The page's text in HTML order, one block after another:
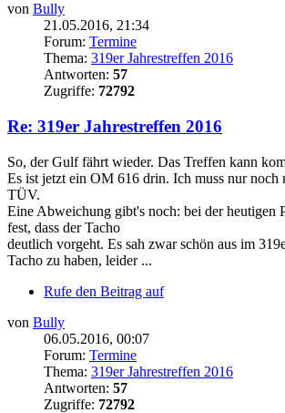
von Bully
21.05.2016, 21:34
Forum: Termine
Thema: 319er Jahrestreffen 2016
Antworten: 57
Zugriffe: 72792
Re: 319er Jahrestreffen 2016
So, der Gulf fährt wieder. Das Treffen kann
Es ist jetzt ein OM 616 drin. Ich muss nur noch
TÜV.
Eine Abweichung gibt's noch: bei der heutigen
fest, dass der Tacho
deutlich vorgeht. Es sah zwar schön aus im
Tacho zu haben, leider ...
Rufe den Beitrag auf
von Bully
06.05.2016, 00:07
Forum: Termine
Thema: 319er Jahrestreffen 2016
Antworten: 57
Zugriffe: 72792